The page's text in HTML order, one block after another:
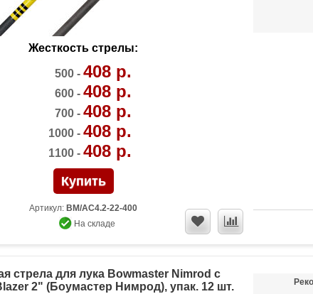
Жесткость стрелы:
500 - 408 р.
600 - 408 р.
700 - 408 р.
1000 - 408 р.
1100 - 408 р.
Артикул: BM/AC4.2-22-400
На складе
стрела для лука Bowmaster Nimrod с
2" (Боумастер Нимрод), упак. 12 шт.